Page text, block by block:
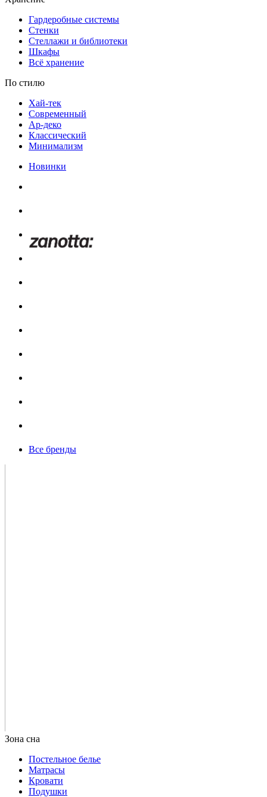
Гардеробные системы
Стенки
Стеллажи и библиотеки
Шкафы
Постельное белье
Матрасы
Кровати
Подушки